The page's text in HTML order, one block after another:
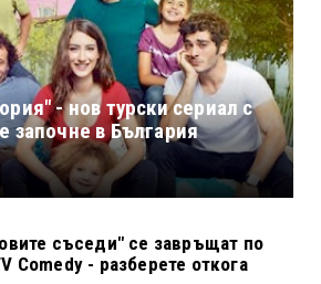
- нов турски сериал с
започне в България
съседи" се завръщат по
Comedy - разберете откога